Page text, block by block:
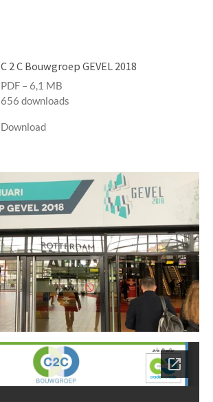
C 2 C Bouwgroep GEVEL 2018
PDF – 6,1 MB
656 downloads
Download